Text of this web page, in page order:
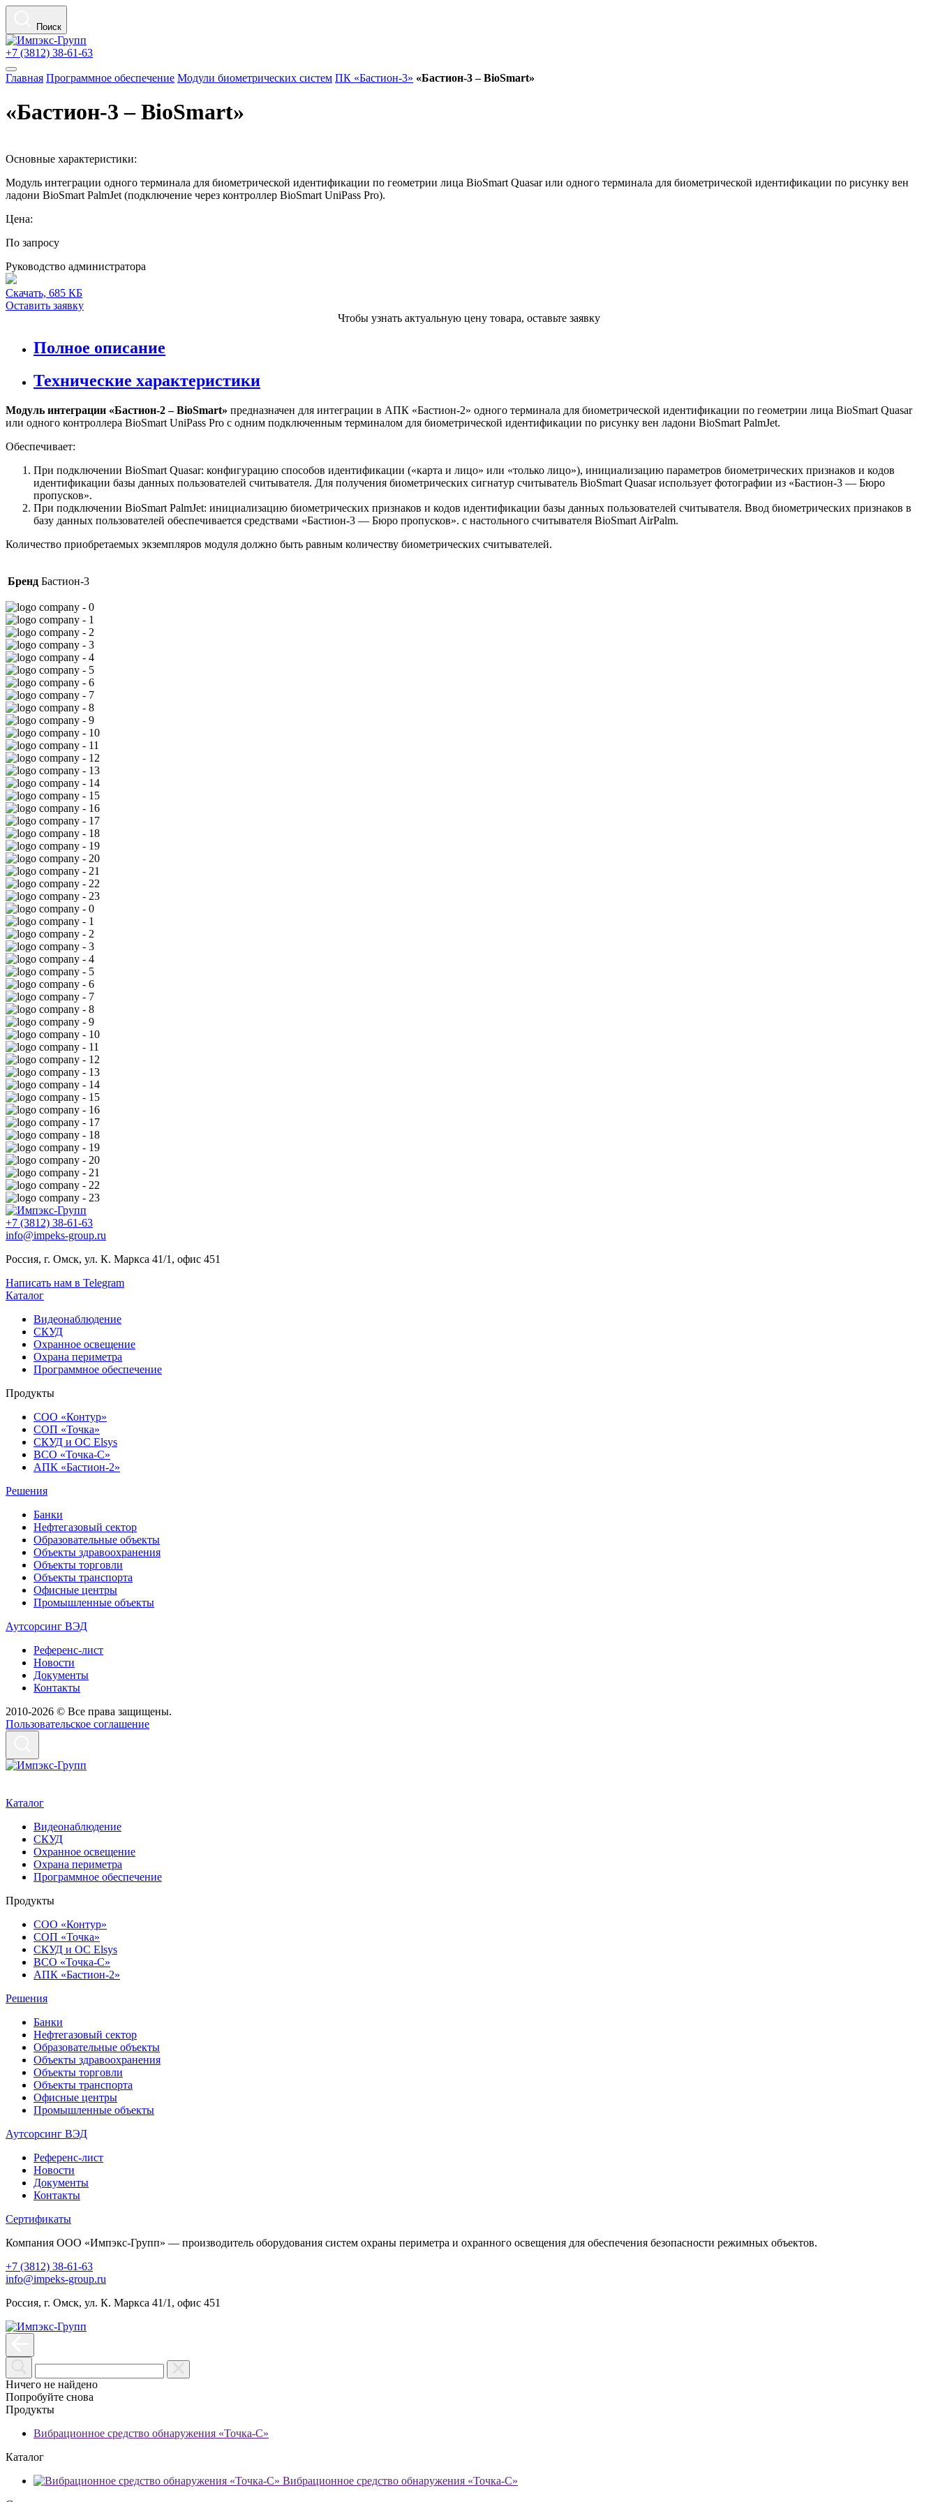
Поиск
+7 (3812) 38-61-63
Главная Программное обеспечение Модули биометрических систем ПК «Бастион-3» «Бастион-3 – BioSmart»
«Бастион-3 – BioSmart»
Основные характеристики:
Модуль интеграции одного терминала для биометрической идентификации по геометрии лица BioSmart Quasar или одного терминала для биометрической идентификации по рисунку вен
ладони BioSmart PalmJet (подключение через контроллер BioSmart UniPass Pro).
Цена:
По запросу
Руководство администратора
Скачать, 685 КБ
Оставить заявку
Чтобы узнать актуальную цену товара, оставьте заявку
Полное описание
Технические характеристики
Модуль интеграции «Бастион-2 – BioSmart» предназначен для интеграции в АПК «Бастион-2» одного терминала для биометрической идентификации по геометрии лица BioSmart Quasar
или одного контроллера BioSmart UniPass Pro с одним подключенным терминалом для биометрической идентификации по рисунку вен ладони BioSmart PalmJet.
Обеспечивает:
При подключении BioSmart Quasar: конфигурацию способов идентификации («карта и лицо» или «только лицо»), инициализацию параметров биометрических признаков и кодов
идентификации базы данных пользователей считывателя. Для получения биометрических сигнатур считыватель BioSmart Quasar использует фотографии из «Бастион-3 — Бюро
пропусков».
При подключении BioSmart PalmJet: инициализацию биометрических признаков и кодов идентификации базы данных пользователей считывателя. Ввод биометрических признаков в
базу данных пользователей обеспечивается средствами «Бастион-3 — Бюро пропусков». с настольного считывателя BioSmart AirPalm.
Количество приобретаемых экземпляров модуля должно быть равным количеству биометрических считывателей.
Бренд Бастион-3
+7 (3812) 38-61-63
info@impeks-group.ru
Россия, г. Омск, ул. К. Маркса 41/1, офис 451
Написать нам в Telegram
Каталог
Видеонаблюдение
СКУД
Охранное освещение
Охрана периметра
Программное обеспечение
Продукты
СОО «Контур»
СОП «Точка»
СКУД и ОС Elsys
ВСО «Точка-С»
АПК «Бастион-2»
Решения
Банки
Нефтегазовый сектор
Образовательные объекты
Объекты здравоохранения
Объекты торговли
Объекты транспорта
Офисные центры
Промышленные объекты
Аутсорсинг ВЭД
Референс-лист
Новости
Документы
Контакты
2010-2026 © Все права защищены.
Пользовательское соглашение
Каталог
Видеонаблюдение
СКУД
Охранное освещение
Охрана периметра
Программное обеспечение
Продукты
СОО «Контур»
СОП «Точка»
СКУД и ОС Elsys
ВСО «Точка-С»
АПК «Бастион-2»
Решения
Банки
Нефтегазовый сектор
Образовательные объекты
Объекты здравоохранения
Объекты торговли
Объекты транспорта
Офисные центры
Промышленные объекты
Аутсорсинг ВЭД
Референс-лист
Новости
Документы
Контакты
Сертификаты
Компания ООО «Импэкс-Групп» — производитель оборудования систем охраны периметра и охранного освещения для обеспечения безопасности режимных объектов.
+7 (3812) 38-61-63
info@impeks-group.ru
Россия, г. Омск, ул. К. Маркса 41/1, офис 451
Ничего не найдено
Попробуйте снова
Продукты
Вибрационное средство обнаружения «Точка-С»
Каталог
Вибрационное средство обнаружения «Точка-С»